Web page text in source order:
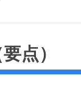
点）